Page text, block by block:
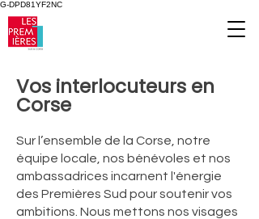
G-DPD81YF2NC
Vos interlocuteurs en
Corse
Sur l’ensemble de la Corse, notre
équipe locale, nos bénévoles et nos
ambassadrices incarnent l'énergie
des Premières Sud pour soutenir vos
ambitions. Nous mettons nos visages